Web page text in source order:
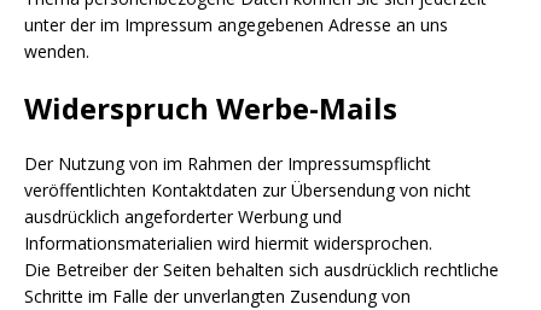
unter der im Impressum angegebenen Adresse an uns
wenden.
Widerspruch Werbe-Mails
Der Nutzung von im Rahmen der Impressumspflicht
veröffentlichten Kontaktdaten zur Übersendung von nicht
ausdrücklich angeforderter Werbung und
Informationsmaterialien wird hiermit widersprochen.
Die Betreiber der Seiten behalten sich ausdrücklich rechtliche
Schritte im Falle der unverlangten Zusendung von